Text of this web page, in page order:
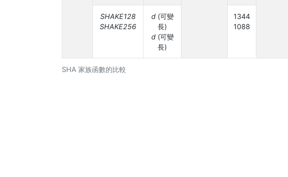
SHA 家族函數的比較
SHAKE128
SHAKE256
d(可變
長)
d(可變
長)
1344
1088